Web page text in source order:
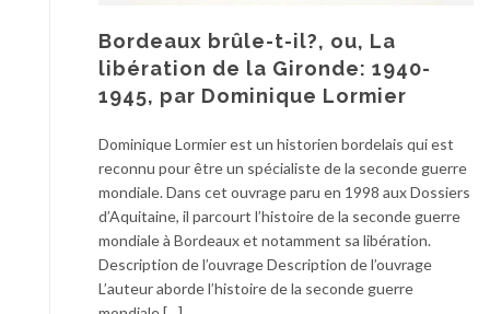
Bordeaux brûle-t-il?, ou, La
libération de la Gironde: 1940-
1945, par Dominique Lormier
Dominique Lormier est un historien bordelais qui est
reconnu pour être un spécialiste de la seconde guerre
mondiale. Dans cet ouvrage paru en 1998 aux Dossiers
d’Aquitaine, il parcourt l’histoire de la seconde guerre
mondiale à Bordeaux et notamment sa libération.
Description de l’ouvrage Description de l’ouvrage
L’auteur aborde l’histoire de la seconde guerre